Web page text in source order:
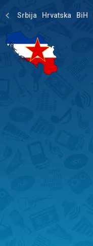
Srbija Hrvatska BiH